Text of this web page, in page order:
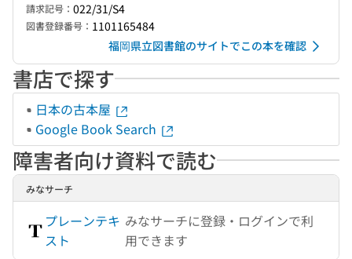
請求記号： 022/31/S4
図書登録番号： 1101165484
福岡県立図書館のサイトでこの本を確認
書店で探す
日本の古本屋
Google Book Search
障害者向け資料で読む
みなサーチ
プレーンテキ
スト
みなサーチに登録・ログインで利
用できます